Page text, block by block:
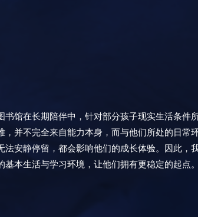
书馆在长期陪伴中，针对部分孩子现实生活条件
，并不完全来自能力本身，而与他们所处的日常
法安静停留，都会影响他们的成长体验。因此，
本生活与学习环境，让他们拥有更稳定的起点。